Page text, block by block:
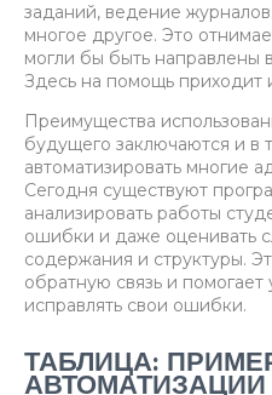
заданий, ведение
многое другое. Это
могли бы быть направлены
Здесь на помощь приходит
Преимущества
будущего заключаются и в
автоматизировать многие
Сегодня существуют
анализировать работы
ошибки и даже оценивать
содержания и структуры.
обратную связь и
исправлять свои ошибки.
ТАБЛИЦА: